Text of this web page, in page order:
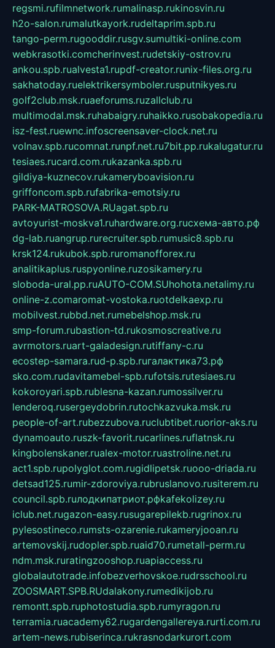
regsmi.rufilmnetwork.rumalinasp.rukinosvin.ru
h2o-salon.rumalutkayork.rudeltaprim.spb.ru
tango-perm.rugooddir.rusgv.sumultiki-online.com
webkrasotki.comcherinvest.rudetskiy-ostrov.ru
ankou.spb.rualvesta1.rupdf-creator.runix-files.org.ru
sakhatoday.ruelektrikersymboler.rusputnikyes.ru
golf2club.msk.ruaeforums.ruzallclub.ru
multimodal.msk.ruhabaigry.ruhaikko.rusobakopedia.ru
isz-fest.ruewnc.infoscreensaver-clock.net.ru
volnav.spb.rucomnat.runpf.net.ru7bit.pp.rukalugatur.ru
tesiaes.rucard.com.rukazanka.spb.ru
gildiya-kuznecov.rukameryboavision.ru
griffoncom.spb.rufabrika-emotsiy.ru
PARK-MATROSOVA.RUagat.spb.ru
avtoyurist-moskva1.ruhardware.org.ruсхема-авто.рф
dg-lab.ruangrup.rurecruiter.spb.rumusic8.spb.ru
krsk124.rukubok.spb.ruromanofforex.ru
analitikaplus.ruspyonline.ruzosikamery.ru
sloboda-ural.pp.ruAUTO-COM.SUhohota.netalimy.ru
online-z.comaromat-vostoka.ruotdelkaexp.ru
mobilvest.rubbd.net.rumebelshop.msk.ru
smp-forum.rubastion-td.rukosmoscreative.ru
avrmotors.ruart-galadesign.rutiffany-c.ru
ecostep-samara.rud-p.spb.ruгалактика73.рф
sko.com.rudavitamebel-spb.rufotsis.rutesiaes.ru
kokoroyari.spb.rublesna-kazan.rumossilver.ru
lenderoq.rusergeydobrin.rutochkazvuka.msk.ru
people-of-art.rubezzubova.ruclubtibet.ruorior-aks.ru
dynamoauto.ruszk-favorit.rucarlines.ruflatnsk.ru
kingbolenskaner.rualex-motor.ruastroline.net.ru
act1.spb.rupolyglot.com.rugidlipetsk.ruooo-driada.ru
detsad125.rumir-zdoroviya.rubruslanovo.rusiterem.ru
council.spb.ruлодкипатриот.рфkafekolizey.ru
iclub.net.rugazon-easy.rusugarepilekb.rugrinox.ru
pylesostineco.rumsts-ozarenie.rukameryjooan.ru
artemovskij.rudopler.spb.ruaid70.rumetall-perm.ru
ndm.msk.ruratingzooshop.ruapiaccess.ru
globalautotrade.infobezverhovskoe.rudrsschool.ru
ZOOSMART.SPB.RUdalakony.rumedikijob.ru
remontt.spb.ruphotostudia.spb.rumyragon.ru
terramia.ruacademy62.rugardengallereya.rurti.com.ru
artem-news.rubiserinca.rukrasnodarkurort.com